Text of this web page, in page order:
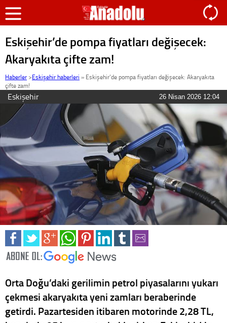
Eskişehir’de pompa fiyatları değişecek:
Akaryakıta çifte zam!
Haberler >Eskişehir haberleri » Eskişehir’de pompa fiyatları değişecek: Akaryakıta
çifte zam!
Eskişehir 26 Nisan 2026 12:04
Orta Doğu’daki gerilimin petrol piyasalarını yukarı
çekmesi akaryakıta yeni zamları beraberinde
getirdi. Pazartesiden itibaren motorinde 2,28 TL,